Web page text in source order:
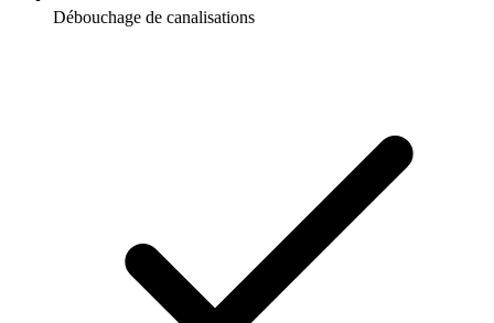
Débouchage de canalisations